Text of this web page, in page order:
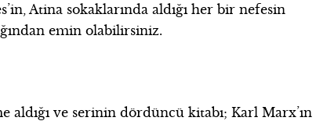
Atina sokaklarında aldığı her bir nefesin
emin olabilirsiniz.
ve serinin dördüncü kitabı; Karl Marx’ın